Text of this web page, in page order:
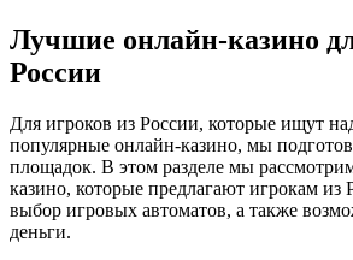
Лучшие онлайн-казино
России
Для игроков из России, которые ищут
популярные онлайн-казино, мы
площадок. В этом разделе мы
казино, которые предлагают игрокам
выбор игровых автоматов, а также
деньги.